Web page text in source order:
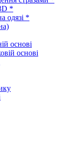
*
одязі *
основі
основі